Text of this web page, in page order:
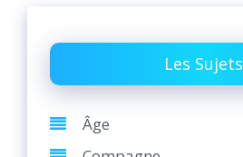
Les Sujets
Âge